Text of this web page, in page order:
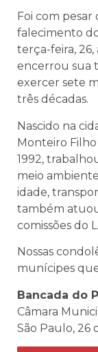
Foi com
falecimento
terça-feira,
encerrou sua
exercer sete
três décadas.
Nascido na
Monteiro Filho
1992,
meio
idade,
também
comissões do
Nossas
munícipes
Bancada do
Câmara
São Paulo, 26